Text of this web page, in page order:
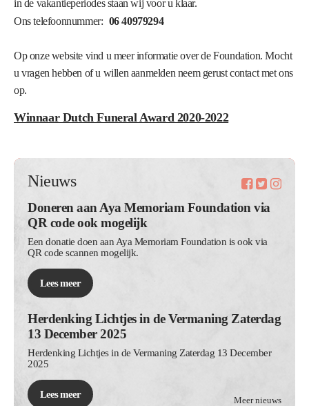
in de vakantieperiodes staan wij voor u klaar.
Ons telefoonnummer: 06 40979294
Op onze website vind u meer informatie over de Foundation. Mocht
u vragen hebben of u willen aanmelden neem gerust contact met ons
op.
Winnaar Dutch Funeral Award 2020-2022
Nieuws
Doneren aan Aya Memoriam Foundation via
QR code ook mogelijk
Een donatie doen aan Aya Memoriam Foundation is ook via
QR code scannen mogelijk.
Lees meer
Herdenking Lichtjes in de Vermaning Zaterdag
13 December 2025
Herdenking Lichtjes in de Vermaning Zaterdag 13 December
2025
Lees meer
Meer nieuws